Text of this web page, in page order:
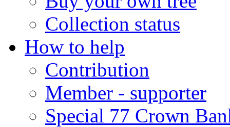
Collection status
How to help
Contribution
Member - supporter
Special 77 Crown